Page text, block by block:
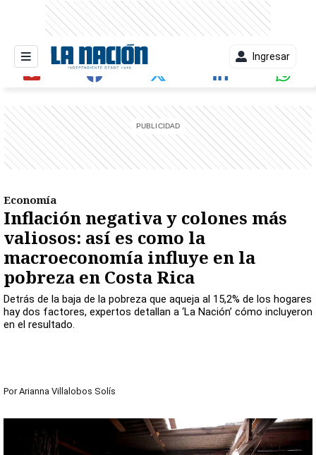
Ingresar
Economía
Inflación negativa y colones más
valiosos: así es como la
macroeconomía influye en la
pobreza en Costa Rica
Detrás de la baja de la pobreza que aqueja al 15,2% de los hogares
hay dos factores, expertos detallan a ‘La Nación’ cómo incluyeron
en el resultado.
Por Arianna Villalobos Solís